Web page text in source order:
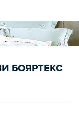
БОЯРТЕКС